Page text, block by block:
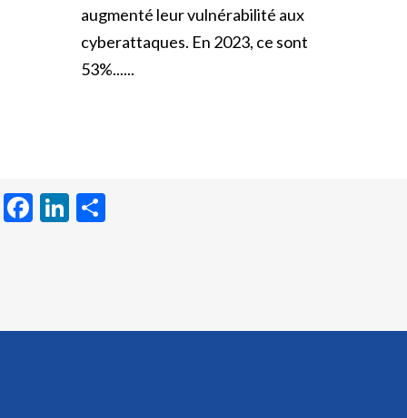
augmenté leur vulnérabilité aux
cyberattaques. En 2023, ce sont
53%......
Facebook
LinkedIn